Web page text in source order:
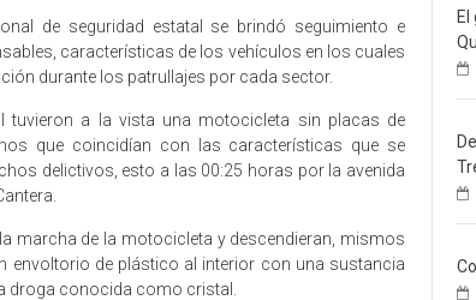
de seguridad estatal se brindó seguimiento e
características de los vehículos en los cuales
durante los patrullajes por cada sector.
tuvieron a la vista una motocicleta sin placas de
que coincidían con las características que se
delictivos, esto a las 00:25 horas por la avenida
marcha de la motocicleta y descendieran, mismos
envoltorio de plástico al interior con una sustancia
droga conocida como cristal.
El